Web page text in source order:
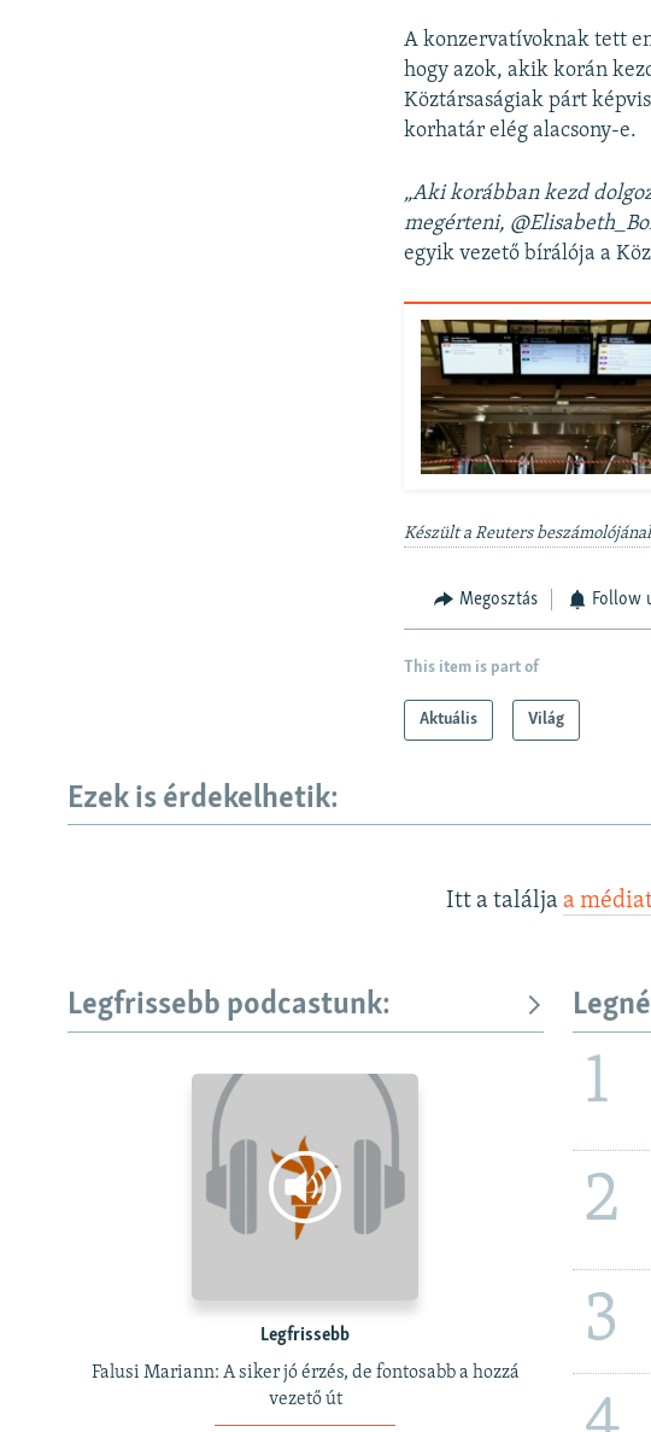
A konzervatívoknak tett
hogy azok, akik korán
Köztársaságiak párt
korhatár elég alacsony-e.
„Aki korábban kezd
megérteni,
egyik vezető bírálója a
Készült a Reuters
Megosztás Follow
This item is part of
Aktuális Világ
Ezek is érdekelhetik:
Itt a találja a
Legfrissebb podcastunk:
Legfrissebb
Falusi Mariann: A siker jó érzés, de fontosabb a hozzá
vezető út
1
2
3